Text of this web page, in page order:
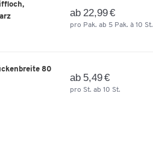
ab 22,99 €
pro Pak. ab 5 Pak. à 10 St.
80
ab 5,49 €
pro St. ab 10 St.